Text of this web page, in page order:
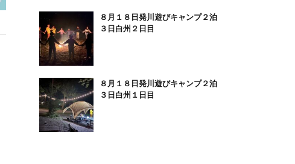
８月１８日発川遊びキャンプ２泊
３日白州２日目
８月１８日発川遊びキャンプ２泊
３日白州１日目